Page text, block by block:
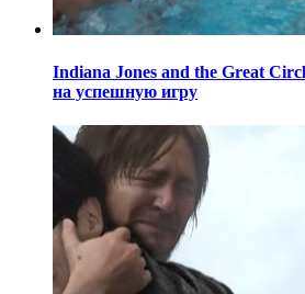
Indiana Jones and the Great
на успешную игру